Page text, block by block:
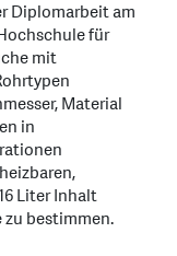
Diplomarbeit am
für
mit
Material
in
Liter Inhalt
zu bestimmen.